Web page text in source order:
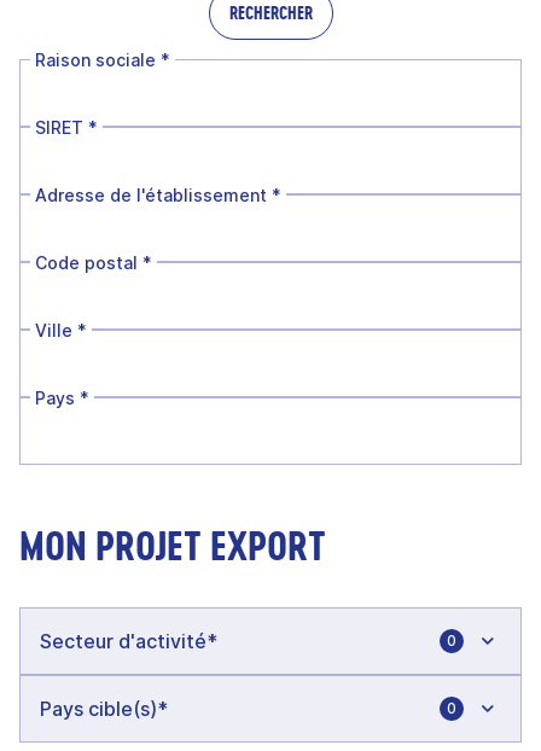
RECHERCHER
Raison sociale *
SIRET *
Adresse de l'établissement *
Code postal *
Ville *
Pays *
MON PROJET EXPORT
0
0